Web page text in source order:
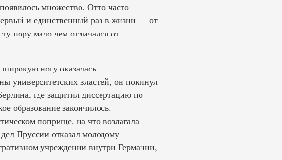
множество. Отто часто
и единственный раз в жизни — от
пору мало чем отличался от
ногу оказалась
университетских властей, он покинул
где защитил диссертацию по
образование закончилось.
поприще, на что возлагала
Пруссии отказал молодому
учреждении внутри Германии,